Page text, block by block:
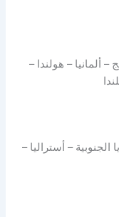
– ألمانيا – هولندا –
الجنوبية – أستراليا –